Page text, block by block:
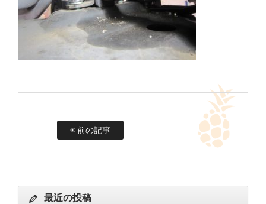
前の記事
最近の投稿